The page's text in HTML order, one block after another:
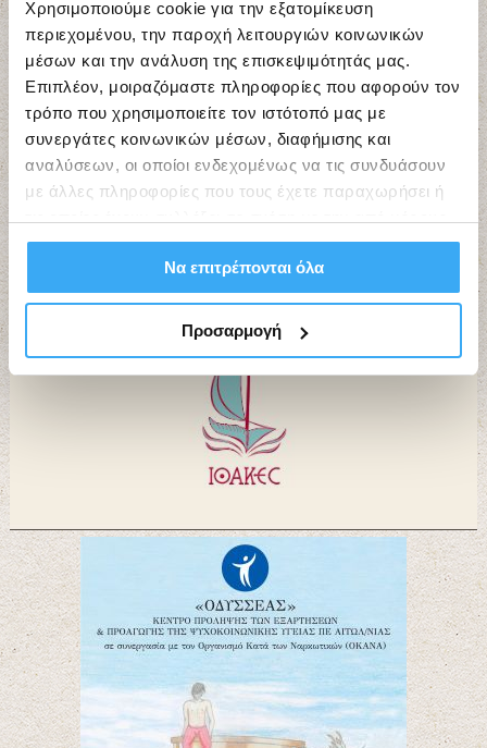
Χρησιμοποιούμε cookie για την εξατομίκευση
περιεχομένου, την παροχή λειτουργιών κοινωνικών
μέσων και την ανάλυση της επισκεψιμότητάς μας.
Επιπλέον, μοιραζόμαστε πληροφορίες που αφορούν τον
τρόπο που χρησιμοποιείτε τον ιστότοπό μας με
συνεργάτες κοινωνικών μέσων, διαφήμισης και
αναλύσεων, οι οποίοι ενδεχομένως να τις συνδυάσουν
με άλλες πληροφορίες που τους έχετε παραχωρήσει ή
σας χρήση των υπηρεσιών τους.
Να επιτρέπονται όλα
Προσαρμογή
Εργαστήρια Τέχνης “ΙΘΑΚΕΣ”